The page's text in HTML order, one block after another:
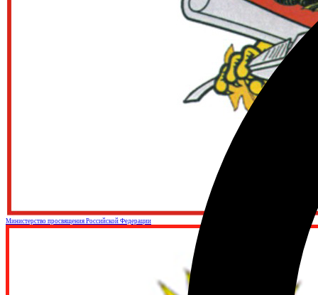
Министерство просвящения Российской Федерации